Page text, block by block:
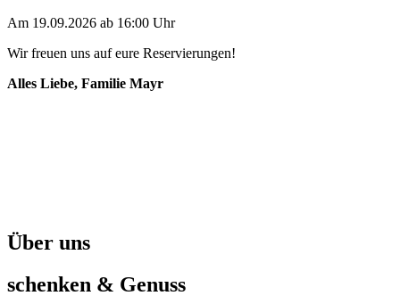
Am 19.09.2026 ab 16:00 Uhr
Wir freuen uns auf eure Reservierungen!
Alles Liebe, Familie Mayr
Über uns
schenken & Genuss